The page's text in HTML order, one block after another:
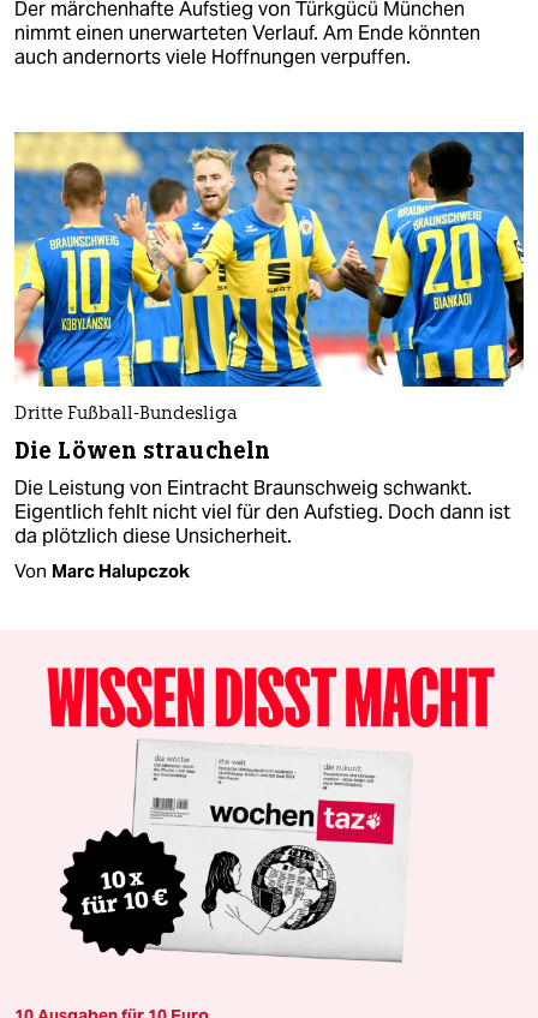
Der märchenhafte Aufstieg von Türkgücü München
nimmt einen unerwarteten Verlauf. Am Ende könnten
auch andernorts viele Hoffnungen verpuffen.
Dritte Fußball-Bundesliga
Die Löwen straucheln
Die Leistung von Eintracht Braunschweig schwankt.
Eigentlich fehlt nicht viel für den Aufstieg. Doch dann ist
da plötzlich diese Unsicherheit.
Von Marc Halupczok